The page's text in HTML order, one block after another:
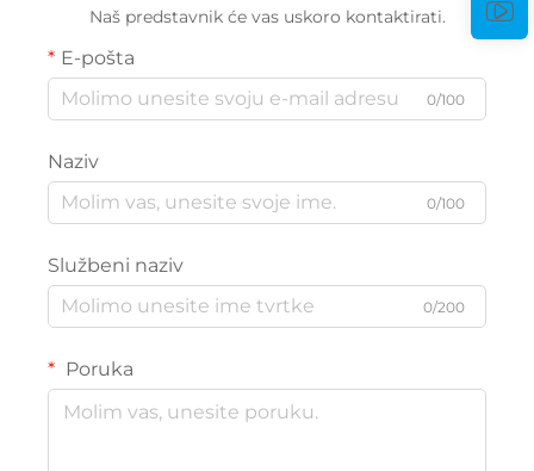
Naš predstavnik će vas uskoro kontaktirati.
E-pošta
0/100
Naziv
0/100
Službeni naziv
0/200
Poruka